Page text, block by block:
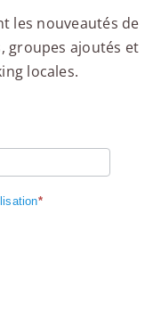
les nouveautés de
groupes ajoutés et
locales.
*